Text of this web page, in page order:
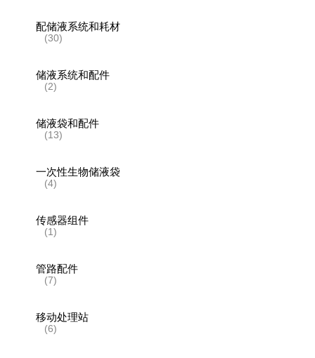
配储液系统和耗材
(30)
储液系统和配件
(2)
储液袋和配件
(13)
一次性生物储液袋
(4)
传感器组件
(1)
管路配件
(7)
移动处理站
(6)